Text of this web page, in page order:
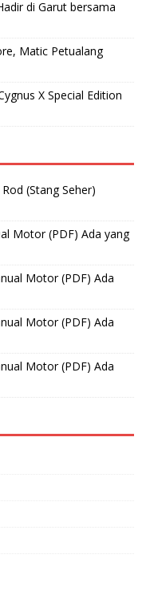
di Garut bersama
Matic Petualang
X Special Edition
(Stang Seher)
Motor (PDF) Ada yang
Motor (PDF) Ada
Motor (PDF) Ada
Motor (PDF) Ada